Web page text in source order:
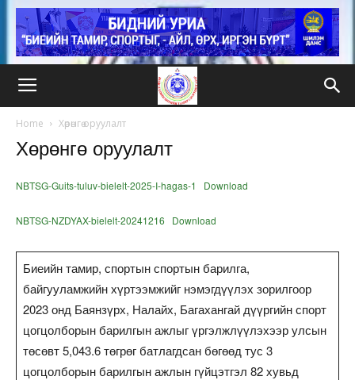
Home Хөрөнгө оруулалт
Хөрөнгө оруулалт
NBTSG-Guits-tuluv-bielelt-2025-I-hagas-1 Download
NBTSG-NZDYAX-bielelt-20241216 Download
Биеийн тамир, спортын спортын барилга,
байгууламжийн хүртээмжийг нэмэгдүүлэх зорилгоор
2023 онд Баянзүрх, Налайх, Багахангай дүүргийн спорт
цогцолборын барилгын ажлыг үргэлжлүүлэхээр улсын
төсөвт 5,043.6 төгрөг батлагдсан бөгөөд тус 3
цогцолборын барилгын ажлын гүйцэтгэл 82 хувьд